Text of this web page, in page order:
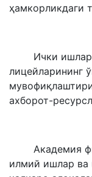
ҳамкорликдаги
Ички
лицейларининг
ахборот-
Академия
илмий ишлар ва